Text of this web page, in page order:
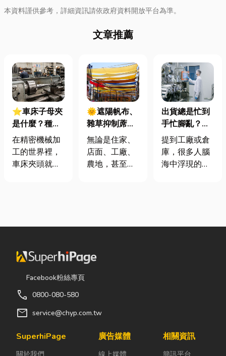
本資料謹供參考，詳細資訊請依政府資料開放平台為準。
文章推薦
⭐車床子母夾
是什麼？種
類、規格挑選
與台灣採購推
薦完整指南
在精密機械加
工的世界裡，
車床夾頭就像
的工件。然
到少量多樣、
異形材或精密
棒材的訂單
往往需要耗費
大量時間拆裝
這時，車床子
🌞遮陽帆布、
雜草抑制蓆怎
麼選？一次了
解帆布的多元
用途，打造舒
無論是住家、
店面、工廠、
農地，甚至是
塵之下，都會
直曬，不僅讓
輛、農作物受
雨季，又得擔
出貨總是忙到
手忙腳亂？包
裝自動化其實
沒有你想像中
那麼遙遠！
提到工廠或倉
庫，很多人腦
海中浮現的畫
著出貨。但你
路購物越來越
Facebook粉絲專頁
call 0800-080-580
mail service@chyp.com.tw
SuperhiPage
關於我們
廣告媒體
線上媒體
相關資訊
簡訊平台